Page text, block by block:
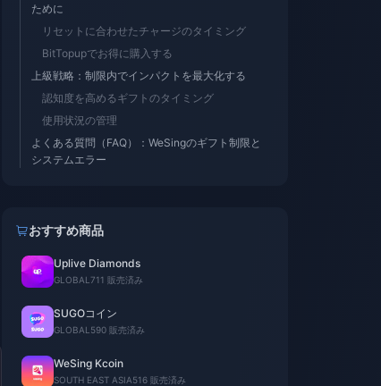
ために
リセットに合わせたチャージのタイミング
BitTopupでお得に購入する
上級戦略：制限内でインパクトを最大化する
認知度を高めるギフトのタイミング
使用状況の管理
よくある質問（FAQ）：WeSingのギフト制限と
システムエラー
おすすめ商品
Uplive Diamonds
GLOBAL 711 販売済み
SUGOコイン
GLOBAL 590 販売済み
WeSing Kcoin
SOUTH EAST ASIA516 販売済み